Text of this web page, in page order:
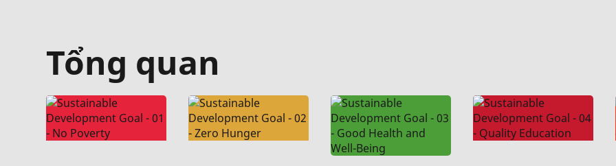
Tổng quan